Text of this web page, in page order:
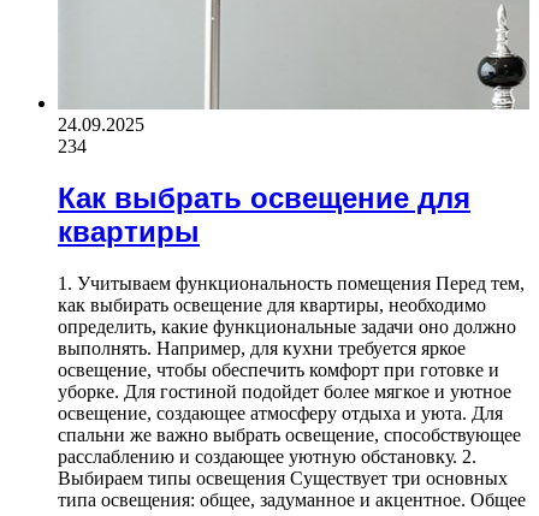
24.09.2025
234
Как выбрать освещение для
квартиры
1. Учитываем функциональность помещения Перед тем,
как выбирать освещение для квартиры, необходимо
определить, какие функциональные задачи оно должно
выполнять. Например, для кухни требуется яркое
освещение, чтобы обеспечить комфорт при готовке и
уборке. Для гостиной подойдет более мягкое и уютное
освещение, создающее атмосферу отдыха и уюта. Для
спальни же важно выбрать освещение, способствующее
расслаблению и создающее уютную обстановку. 2.
Выбираем типы освещения Существует три основных
типа освещения: общее, задуманное и акцентное. Общее